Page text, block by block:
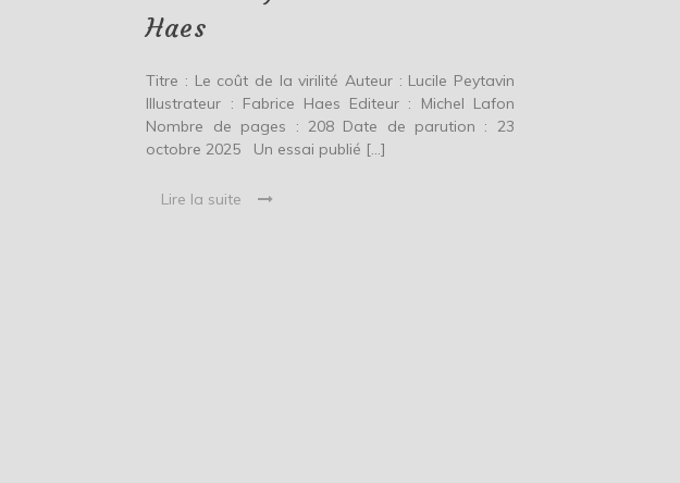
Haes
Titre : Le coût de la virilité Auteur : Lucile Peytavin
Illustrateur : Fabrice Haes Editeur : Michel Lafon
Nombre de pages : 208 Date de parution : 23
octobre 2025 Un essai publié […]
Lire la suite